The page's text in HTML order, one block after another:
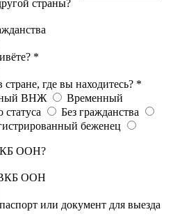
страны?
*
где вы находитесь? *
ВНЖ
Временный
статуса
Без гражданства
беженец
ООН?
ООН
или документ для выезда